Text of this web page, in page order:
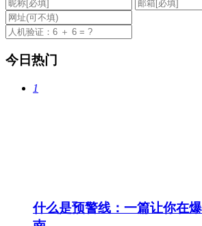
今日热门
1
什么是预警线：一篇让你在